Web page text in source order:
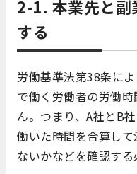
2-1. 本業先と副
する
労働基準法第38条に
で働く労働者の労働
ん。つまり、A社とB
働いた時間を合算し
ないかなどを確認する